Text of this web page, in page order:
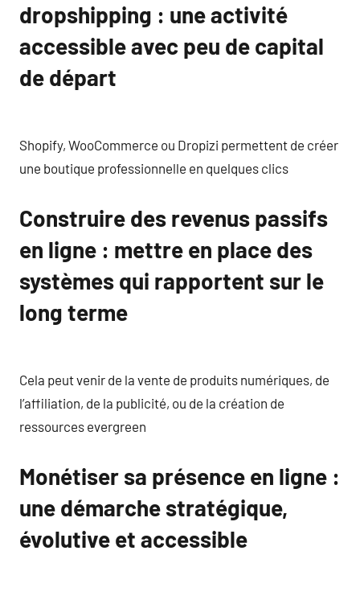
dropshipping : une activité
accessible avec peu de capital
de départ
Shopify, WooCommerce ou Dropizi permettent de créer
une boutique professionnelle en quelques clics
Construire des revenus passifs
en ligne : mettre en place des
systèmes qui rapportent sur le
long terme
Cela peut venir de la vente de produits numériques, de
l’affiliation, de la publicité, ou de la création de
ressources evergreen
Monétiser sa présence en ligne :
une démarche stratégique,
évolutive et accessible